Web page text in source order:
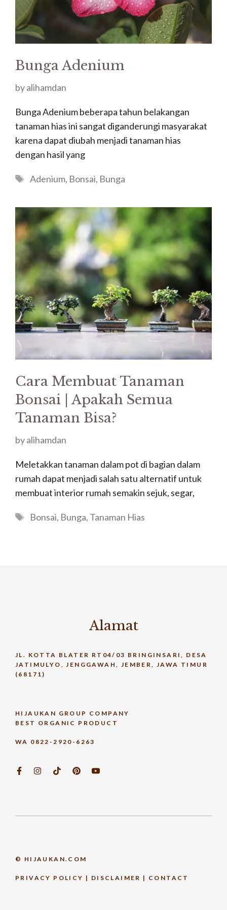
Bunga Adenium
byalihamdan
Bunga Adenium beberapa tahun belakangan
tanaman hias ini sangat diganderungi masyarakat
karena dapat diubah menjadi tanaman hias
dengan hasil yang
Tags
Adenium, Bonsai, Bunga
Cara Membuat Tanaman
Bonsai | Apakah Semua
Tanaman Bisa?
byalihamdan
Meletakkan tanaman dalam pot di bagian dalam
rumah dapat menjadi salah satu alternatif untuk
membuat interior rumah semakin sejuk, segar,
Tags
Bonsai, Bunga, Tanaman Hias
Alamat
JL. KOTTA BLATER RT04/03 BRINGINSARI, DESA
JATIMULYO, JENGGAWAH, JEMBER, JAWA TIMUR
(68171)
HIJAUKAN GROUP COMPANY
BEST ORGANIC PRODUCT
WA 0822-2920-6263
© HIJAUKAN.COM
PRIVACY POLICY | DISCLAIMER | CONTACT